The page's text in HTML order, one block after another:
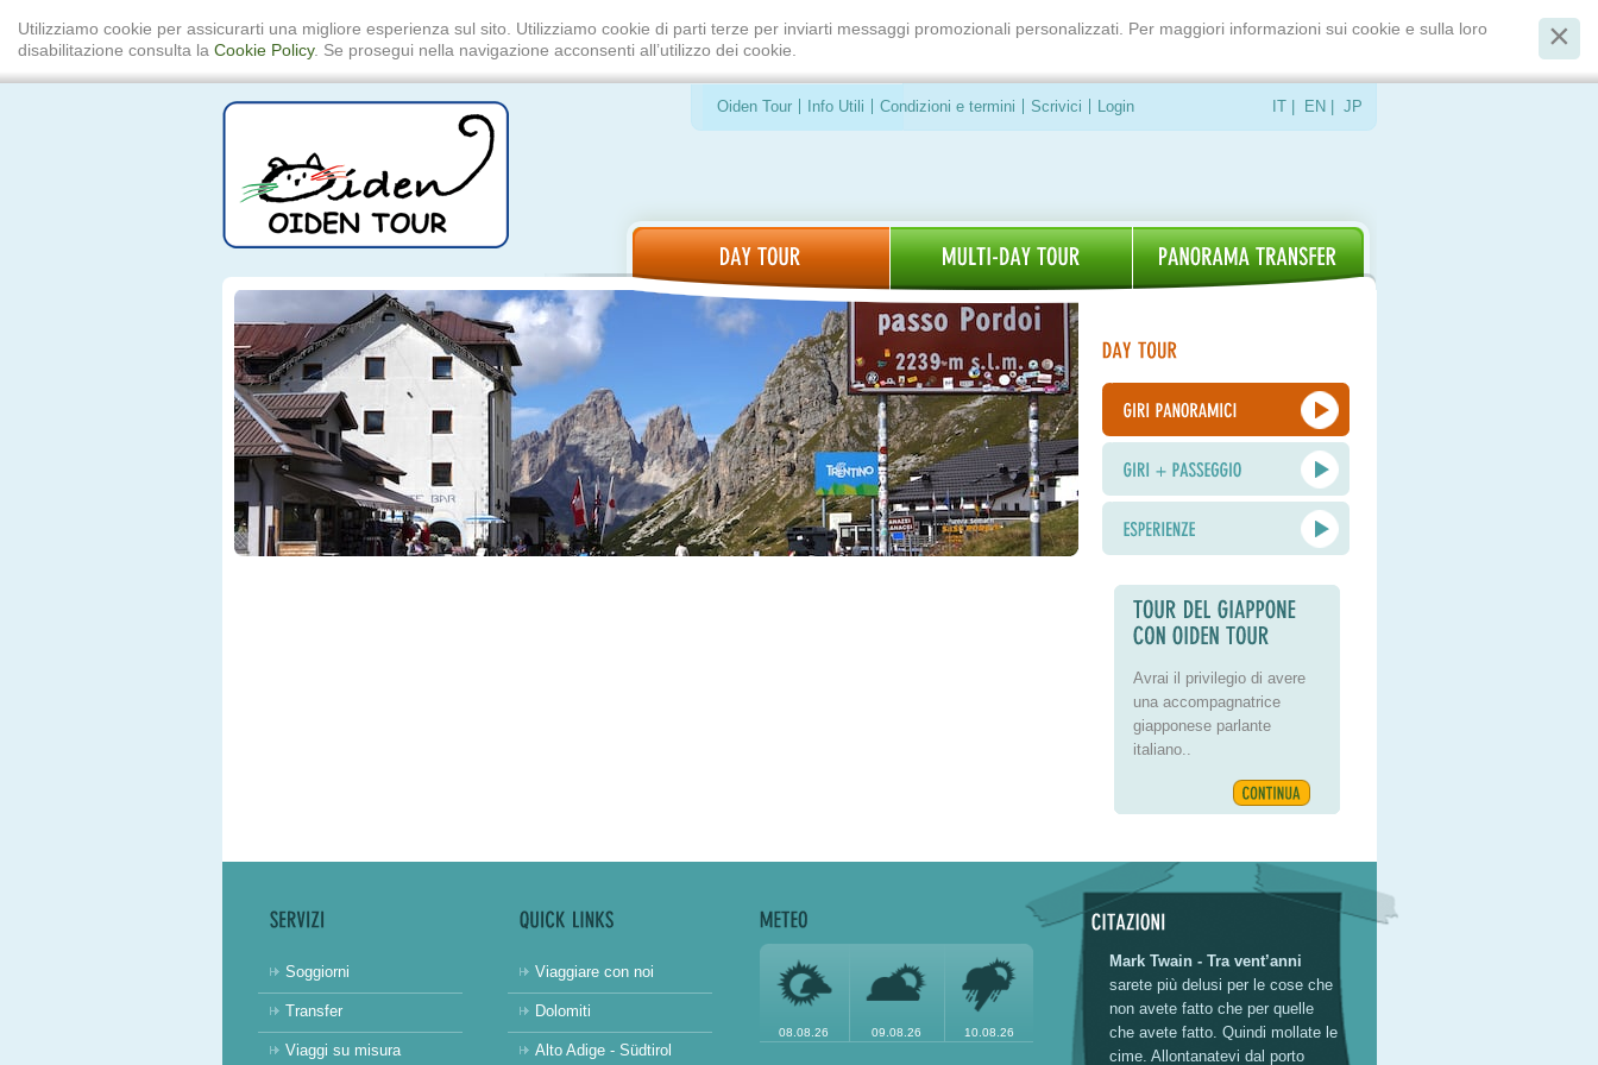
Utilizziamo cookie per assicurarti una migliore esperienza sul sito. Utilizziamo cookie di parti terze per inviarti messaggi promozionali personalizzati. Per maggiori informazioni sui cookie e sulla loro
disabilitazione consulta la Cookie Policy. Se prosegui nella navigazione acconsenti all’utilizzo dei cookie.
Avrai il privilegio di avere
una accompagnatrice
giapponese parlante
italiano..
Oiden Tour Info Utili Condizioni e termini Scrivici Login IT| EN JP
Soggiorni
Transfer
Viaggi su misura
Viaggiare con noi
Dolomiti
Alto Adige - Südtirol
08.08.26 09.08.26 10.08.26
Mark Twain - Tra vent’anni
sarete più delusi per le cose che
non avete fatto che per quelle
che avete fatto. Quindi mollate le
cime. Allontanatevi dal porto